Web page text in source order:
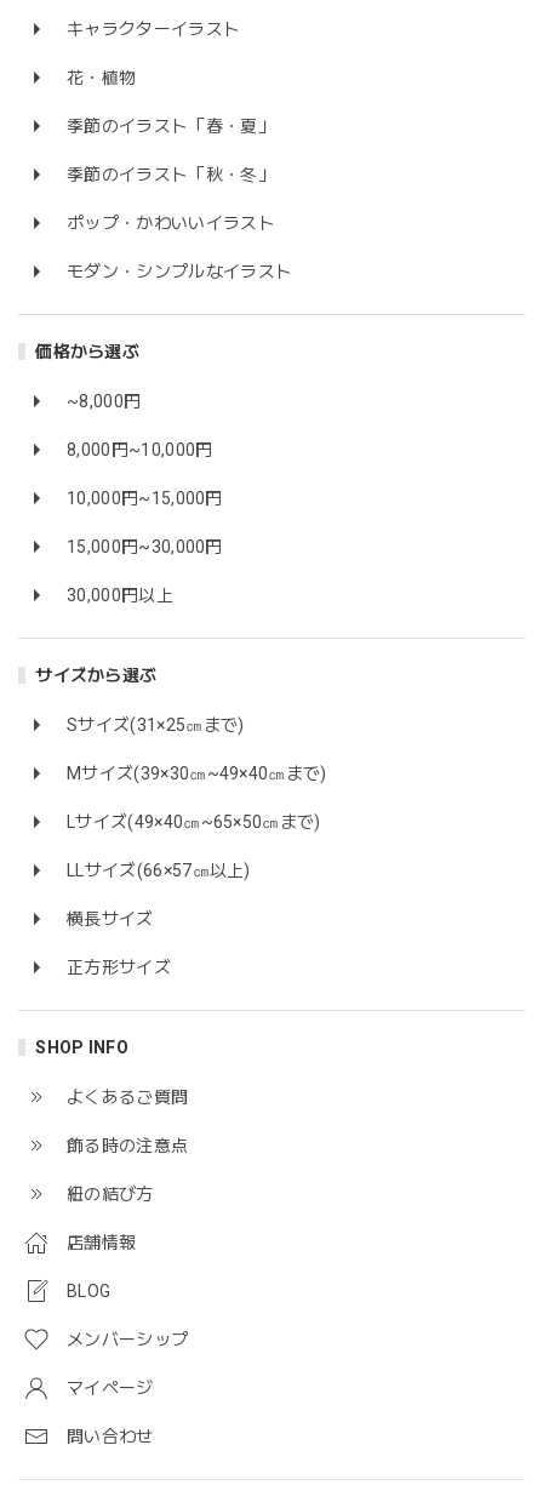
キャラクターイラスト
花・植物
季節のイラスト「春・夏」
季節のイラスト「秋・冬」
ポップ・かわいいイラスト
モダン・シンプルなイラスト
価格から選ぶ
~8,000円
8,000円~10,000円
10,000円~15,000円
15,000円~30,000円
30,000円以上
サイズから選ぶ
Sサイズ(31×25㎝まで)
Mサイズ(39×30㎝~49×40㎝まで)
Lサイズ(49×40㎝~65×50㎝まで)
LLサイズ(66×57㎝以上)
横長サイズ
正方形サイズ
SHOP INFO
よくあるご質問
飾る時の注意点
紐の結び方
店舗情報
BLOG
メンバーシップ
マイページ
問い合わせ